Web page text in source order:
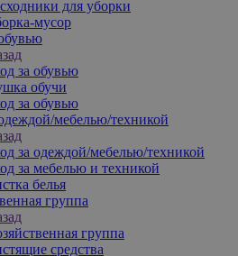
для уборки
мусор
за обувью
обучи
за обувью
мебелью/техникой
за одеждой/мебелью/техникой
за мебелью и техникой
белья
группа
группа
средства